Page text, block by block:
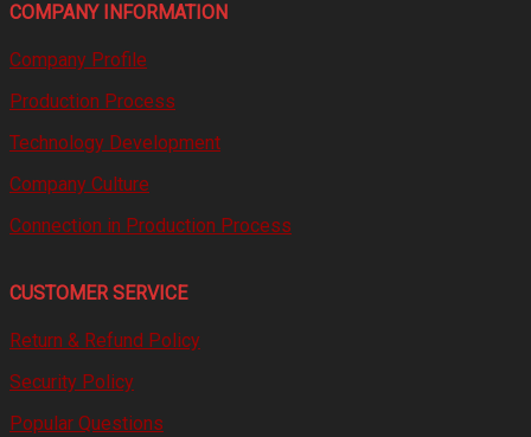
COMPANY INFORMATION
Company Profile
Production Process
Technology Development
Company Culture
Connection in Production Process
CUSTOMER SERVICE
Return & Refund Policy
Security Policy
Popular Questions